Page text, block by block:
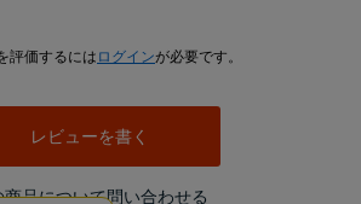
商品について問い合わせる
評価するには ログインが必要です。
レビューを書く